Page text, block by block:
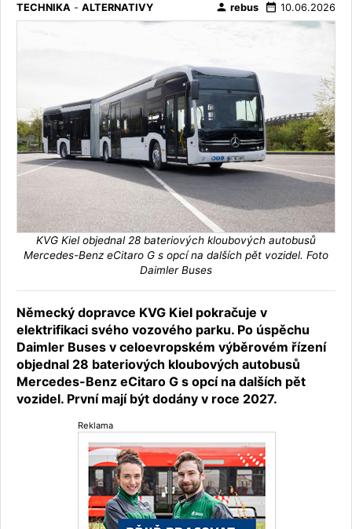
TECHNIKA - ALTERNATIVY person rebus date_range 10.06.2026
KVG Kiel objednal 28 bateriových kloubových autobusů
Mercedes-Benz eCitaro G s opcí na dalších pět vozidel. Foto
Daimler Buses
Německý dopravce KVG Kiel pokračuje v
elektrifikaci svého vozového parku. Po úspěchu
Daimler Buses v celoevropském výběrovém řízení
objednal 28 bateriových kloubových autobusů
Mercedes-Benz eCitaro G s opcí na dalších pět
vozidel. První mají být dodány v roce 2027.
Reklama